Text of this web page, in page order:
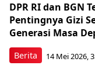
Berita
DPR RI dan BGN
Pentingnya Gizi
Generasi Masa
14 Mei 2026,